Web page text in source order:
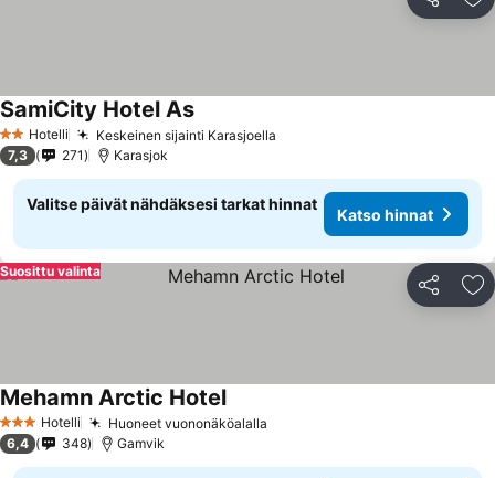
Jaa
2 Tähtiluokitus
Hotelli Keskeinen sijainti Karasjoella
SamiCity Hotel AsKatso hinnat
7,3 271 Karasjok
Valitse päivät nähdäksesi tarkat hinnat
Katso hinnat
Jaa
Suosittu valinta
3 Tähtiluokitus
Hotelli Huoneet vuononäköalalla
Mehamn Arctic HotelKatso hinnat
6,4 348 Gamvik